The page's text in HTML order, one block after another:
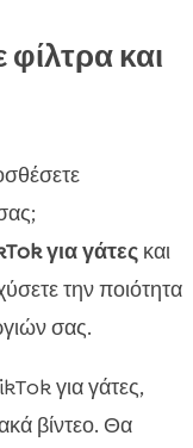
και
για γάτεςκαι
την ποιότητα
σας.
για γάτες,
βίντεο. Θα